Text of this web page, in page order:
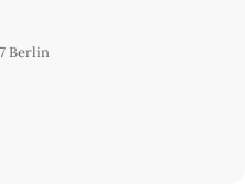
das Nachdenken
Das Radikale Empathie-Labor
im Prozess
experimentelles Laboratorium
Relationalität anders
der reaktionären Anästhesie
die durch den
separatistische
Berlin